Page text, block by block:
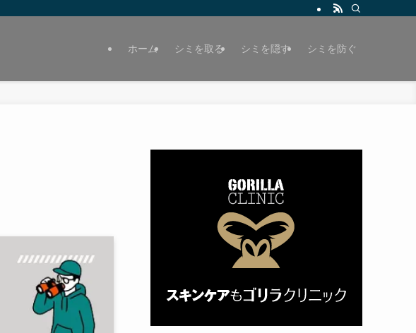
ホーム シミを取る シミを隠す シミを防ぐ